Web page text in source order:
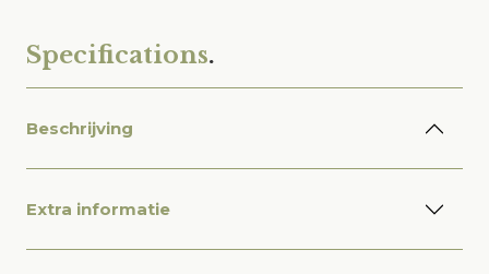
Specifications.
Beschrijving
Extra informatie